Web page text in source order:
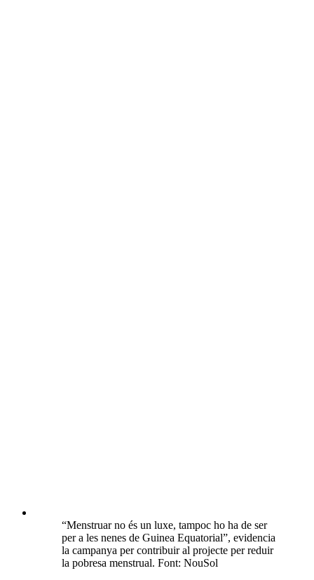
“Menstruar no és un luxe, tampoc ho ha de ser
per a les nenes de Guinea Equatorial”, evidencia
la campanya per contribuir al projecte per reduir
la pobresa menstrual. Font: NouSol